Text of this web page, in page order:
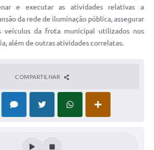
e executar as atividades relativas a
da rede de iluminação pública, assegurar
veículos da frota municipal utilizados nos
além de outras atividades correlatas.
COMPARTILHAR